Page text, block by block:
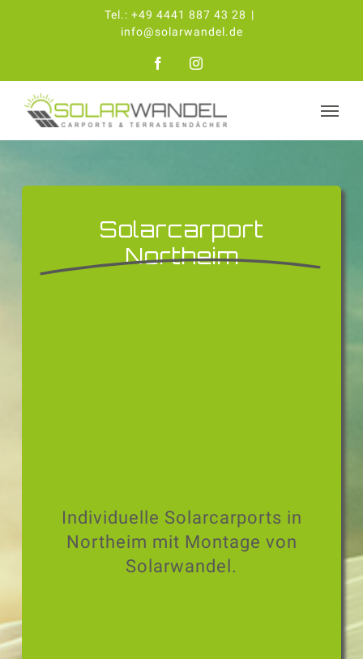
Tel.: +49 4441 887 43 28 |
info@solarwandel.de
Facebook
Solarcarport
Northeim
Individuelle Solarcarports in
Northeim mit Montage von
Solarwandel.